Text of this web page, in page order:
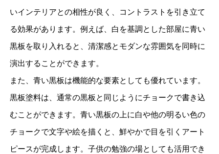
いインテリアとの相性が良く、コントラストを引き立て
る効果があります。例えば、白を基調とした部屋に青い
黒板を取り入れると、清潔感とモダンな雰囲気を同時に
演出することができます。
また、青い黒板は機能的な要素としても優れています。
黒板塗料は、通常の黒板と同じようにチョークで書き込
むことができます。青い黒板の上に白や他の明るい色の
チョークで文字や絵を描くと、鮮やかで目を引くアート
ピースが完成します。子供の勉強の場としても活用でき